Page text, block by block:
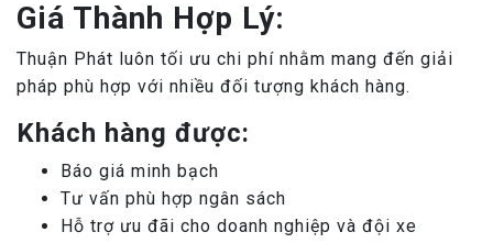
Giá Thành Hợp Lý:
Thuận Phát luôn tối ưu chi phí nhằm mang đến giải
pháp phù hợp với nhiều đối tượng khách hàng.
Khách hàng được:
Báo giá minh bạch
Tư vấn phù hợp ngân sách
Hỗ trợ ưu đãi cho doanh nghiệp và đội xe